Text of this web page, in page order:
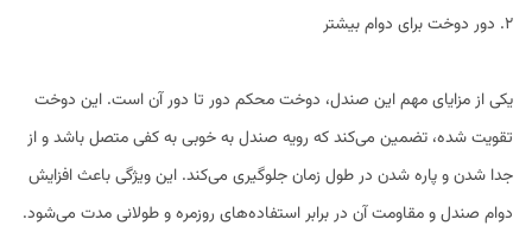
2. دور دوخت برای دوام بیشتر
یکی از مزایای مهم این صندل، دوخت محکم دور تا دور آن است. این دوخت
تقویت شده، تضمین می‌کند که رویه صندل به خوبی به کفی متصل باشد و از
جدا شدن و پاره شدن در طول زمان جلوگیری می‌کند. این ویژگی باعث افزایش
دوام صندل و مقاومت آن در برابر استفاده‌های روزمره و طولانی مدت می‌شود.